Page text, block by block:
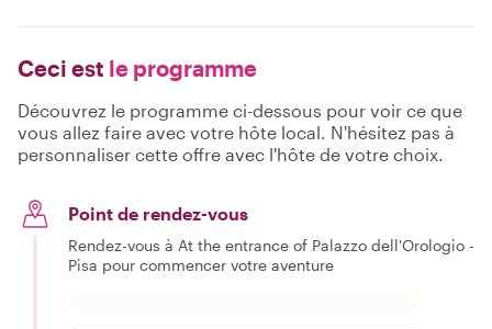
Ceci est le programme
Découvrez le programme ci-dessous pour voir ce que
vous allez faire avec votre hôte local. N'hésitez pas à
personnaliser cette offre avec l'hôte de votre choix.
Point de rendez-vous
Rendez-vous à At the entrance of Palazzo dell'Orologio -
Pisa pour commencer votre aventure